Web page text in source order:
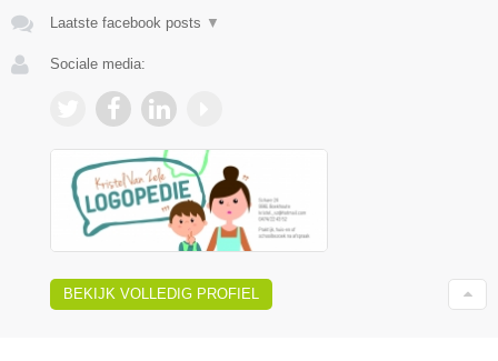
Laatste facebook posts ▼
Sociale media:
BEKIJK VOLLEDIG PROFIEL